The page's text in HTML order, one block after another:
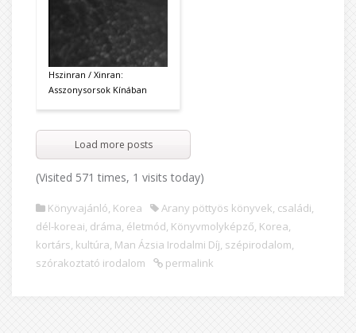
Hszinran / Xinran:
Asszonysorsok Kínában
Load more posts
(Visited 571 times, 1 visits today)
Könyvajánló, Korea Arany pöttyös könyvek, családi,
dél-koreai, dráma, életmód, Könyvmolyképző, Korea,
kortárs, kultúra, Man Ázsia Irodalmi Díj, szépirodalom,
szórakoztató irodalom
permalink